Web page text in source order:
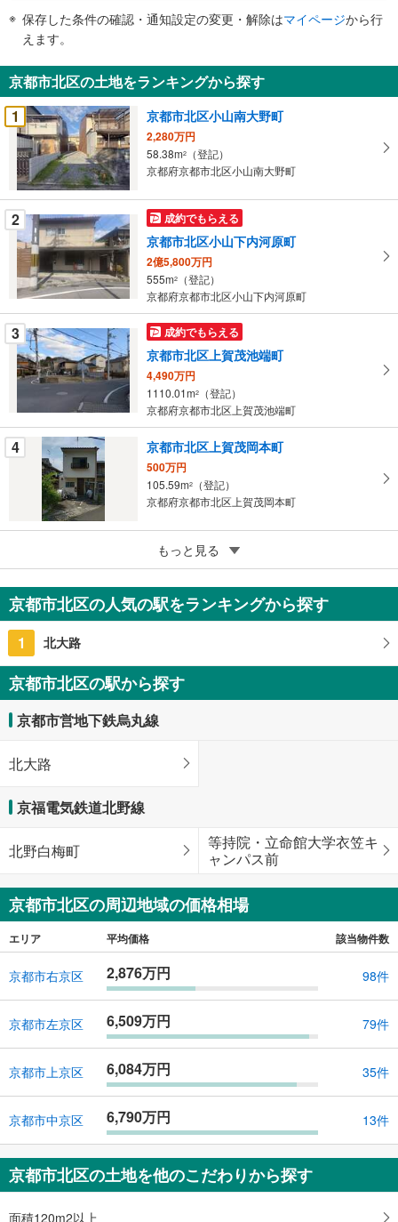
知
を
受
け
取
る
・
条
件
を
イ
ペ
ー
ジ
に
保
る
保存した条件の確認・通知設定の変更・解除はマイページから行
えます。
京都市北区の土地をランキングから探す
1
京都市北区小山南大野町
2,280万円
58.38m2
（登記）
京都府京都市北区小山南大野町
2 成約でもらえる
京都市北区小山下内河原町
2億5,800万円
555m2
（登記）
京都府京都市北区小山下内河原町
3 成約でもらえる
京都市北区上賀茂池端町
4,490万円
1110.01m2
（登記）
京都府京都市北区上賀茂池端町
4 京都市北区上賀茂岡本町
500万円
105.59m2
（登記）
京都府京都市北区上賀茂岡本町
成約でもらえる
京都市北区上賀茂池端町
1億800万円
211m2（登記）
もっと見る
京都市北区の人気の駅をランキングから探す
1 北大路
京都市北区の駅から探す
京都市営地下鉄烏丸線
北大路
京福電気鉄道北野線
北野白梅町
等持院・立命館大学衣笠キ
ャンパス前
京都市北区の周辺地域の価格相場
エリア 平均価格 該当物件数
京都市右京区 2,876万円 98件
京都市左京区 6,509万円 79件
京都市上京区 6,084万円 35件
京都市中京区 6,790万円 13件
京都市北区の土地を他のこだわりから探す
面積120m2以上